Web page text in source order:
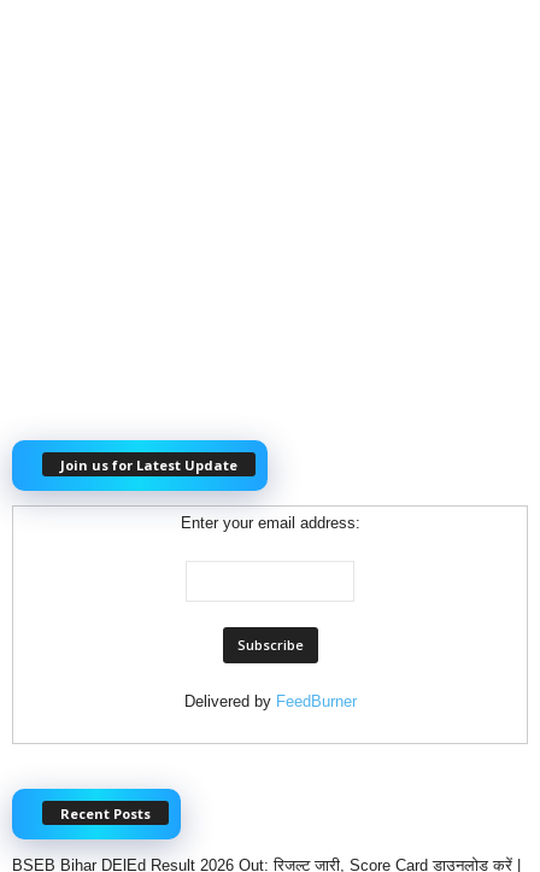
Join us for Latest Update
Enter your email address:
Delivered by FeedBurner
Recent Posts
BSEB Bihar DElEd Result 2026 Out: रिजल्ट जारी, Score Card डाउनलोड करें |